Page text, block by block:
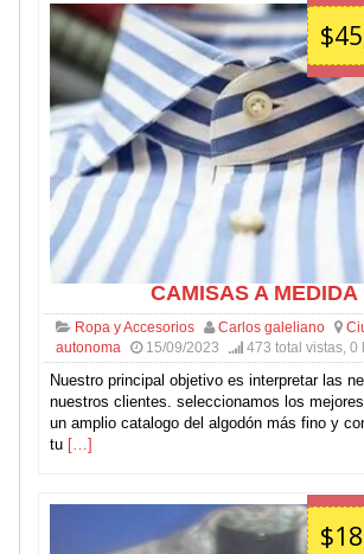
CAMISAS A MEDIDA
Ropa y Accesorios Carlos galeliano
autonoma
15/09/2023 473 total vistas, 0
Nuestro principal objetivo es interpretar las
nuestros clientes. seleccionamos los
un amplio catalogo del algodón más fino y
tu […]